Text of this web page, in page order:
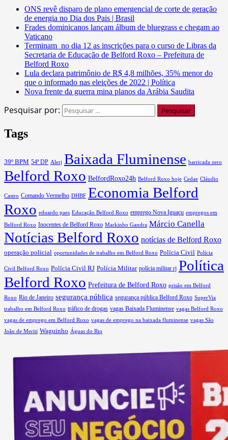
ONS revê disparo de plano emergencial de corte de geração
de energia no Dia dos Pais | Brasil
Frades dominicanos lançam álbum de bluegrass e chegam ao
Vaticano
Terminam no dia 12 as inscrições para o curso de Libras da
Secretaria de Educação de Belford Roxo – Prefeitura de
Belford Roxo
Lula declara patrimônio de R$ 4,8 milhões, 35% menor do
que o informado nas eleições de 2022 | Política
Nova frente da guerra mina planos da Arábia Saudita
Pesquisar por:
Tags
39º BPM 54ª DP Alerj Baixada Fluminense barricada zero
Belford Roxo BelfordRoxo24h Belford Roxo hoje Cedae Cláudio
Castro Comando Vermelho DHBF Economia Belford
Roxo eduardo paes Educação Belford Roxo emprego Nova Iguaçu empregos em
Belford Roxo Inocentes de Belford Roxo Markinho Gandra Márcio Canella
Notícias Belford Roxo notícias de Belford Roxo
operação policial oportunidades de trabalho em Belford Roxo Polícia Civil Polícia
Civil Belford Roxo Polícia Civil RJ Polícia Militar polícia militar rj Política
Belford Roxo Prefeitura de Belford Roxo prisão em Belford
Roxo Rio de Janeiro segurança pública segurança pública Belford Roxo SuperVia
trabalho em Belford Roxo tráfico de drogas vagas Baixada Fluminense vagas Belford Roxo
vagas de emprego em Belford Roxo vagas de emprego na baixada fluminense vagas São
João de Meriti Waguinho Águas do Rio